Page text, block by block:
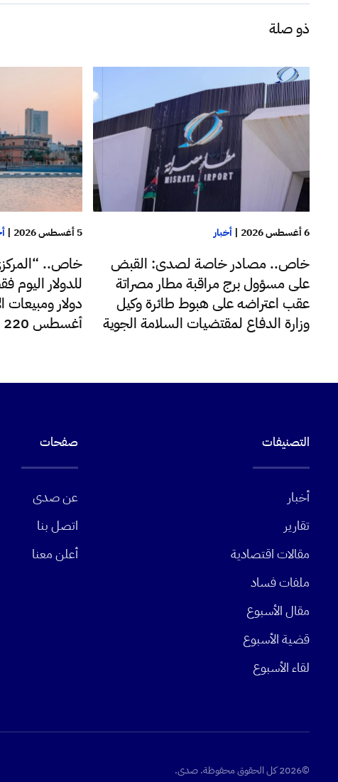
ذو صلة
6 أغسطس 2026 | أخبار
خاص.. مصادر خاصة لصدى: القبض
على مسؤول برج مراقبة مطار مصراتة
عقب اعتراضه على هبوط طائرة وكيل
وزارة الدفاع لمقتضيات السلامة الجوية
5 أغسطس 2026 |
خاص..
دولار ومبيعات
أغسطس 220 مليون دولار
التصنيفات
أخبار
تقارير
مقالات اقتصادية
ملفات فساد
مقال الأسبوع
قضية الأسبوع
لقاء الأسبوع
صفحات
عن صدى
اتصل بنا
أعلن معنا
©2026 كل الحقوق محفوظة. صدى.